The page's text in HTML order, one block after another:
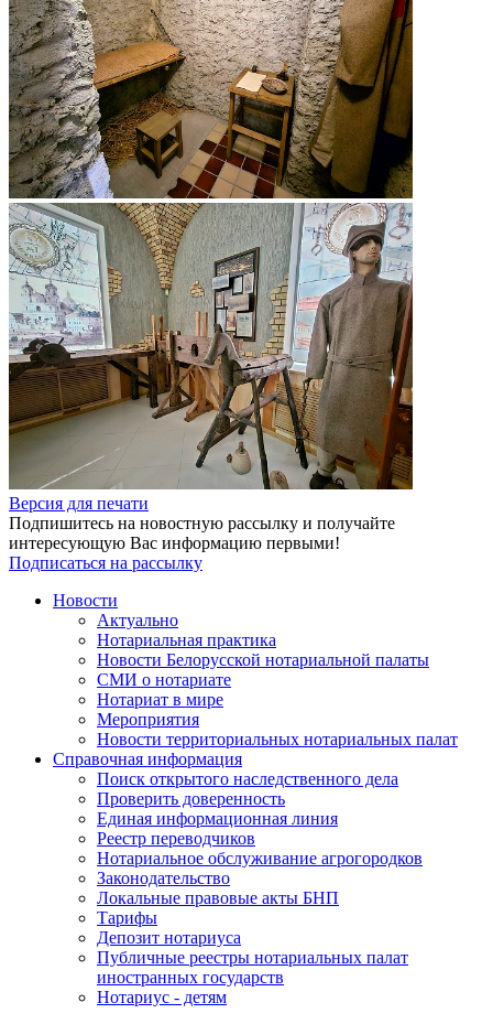
Версия для печати
Подпишитесь на новостную рассылку и получайте
интересующую Вас информацию первыми!
Подписаться на рассылку
Новости
Актуально
Нотариальная практика
Новости Белорусской нотариальной палаты
СМИ о нотариате
Нотариат в мире
Мероприятия
Новости территориальных нотариальных палат
Справочная информация
Поиск открытого наследственного дела
Проверить доверенность
Единая информационная линия
Реестр переводчиков
Нотариальное обслуживание агрогородков
Законодательство
Локальные правовые акты БНП
Тарифы
Депозит нотариуса
Публичные реестры нотариальных палат
иностранных государств
Нотариус - детям